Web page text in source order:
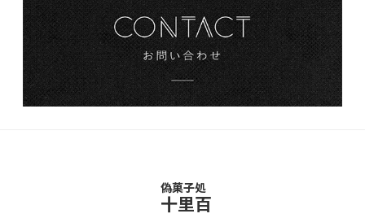
偽菓子処
十里百